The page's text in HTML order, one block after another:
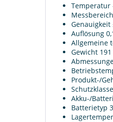
Temperatur
Genauigkeit
Auflösung
Allgemeine
Gewicht 191
Produkt-/
Akku-/
Batterietyp